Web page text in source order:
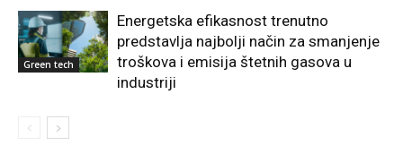
Green tech
Energetska efikasnost trenutno
predstavlja najbolji način za smanjenje
troškova i emisija štetnih gasova u
industriji